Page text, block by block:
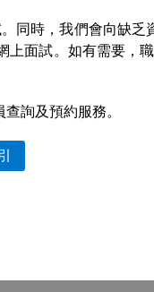
同時，我們會向缺
面試。如有需要，
詢及預約服務。